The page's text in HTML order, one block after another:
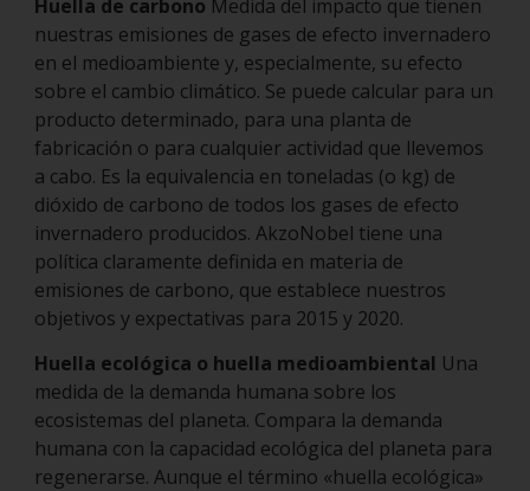
Huella de carbono Medida del impacto que tienen
nuestras emisiones de gases de efecto invernadero
en el medioambiente y, especialmente, su efecto
sobre el cambio climático. Se puede calcular para un
producto determinado, para una planta de
fabricación o para cualquier actividad que llevemos
a cabo. Es la equivalencia en toneladas (o kg) de
dióxido de carbono de todos los gases de efecto
invernadero producidos. AkzoNobel tiene una
política claramente definida en materia de
emisiones de carbono, que establece nuestros
objetivos y expectativas para 2015 y 2020.
Huella ecológica o huella medioambiental Una
medida de la demanda humana sobre los
ecosistemas del planeta. Compara la demanda
humana con la capacidad ecológica del planeta para
regenerarse. Aunque el término «huella ecológica»